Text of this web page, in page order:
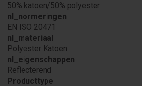
50% katoen/50% polyester
nl_normeringen
EN ISO 20471
nl_materiaal
Polyester Katoen
nl_eigenschappen
Reflecterend
Producttype